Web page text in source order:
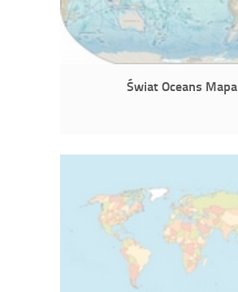
Świat Oceans Mapa